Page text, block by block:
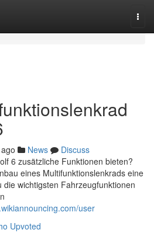
News
Discuss
6 zusätzliche Funktionen bieten?
eines Multifunktionslenkrads eine
wichtigsten Fahrzeugfunktionen
user
Upvoted